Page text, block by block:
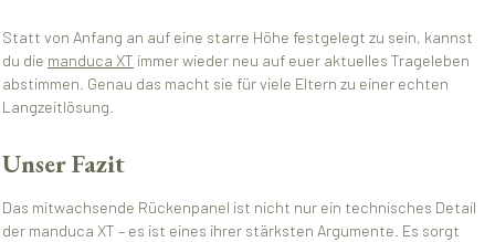
Statt von Anfang an auf eine starre Höhe festgelegt zu sein, kannst
du die manduca XT immer wieder neu auf euer aktuelles Trageleben
abstimmen. Genau das macht sie für viele Eltern zu einer echten
Langzeitlösung.
Unser Fazit
Das mitwachsende Rückenpanel ist nicht nur ein technisches Detail
der manduca XT – es ist eines ihrer stärksten Argumente. Es sorgt